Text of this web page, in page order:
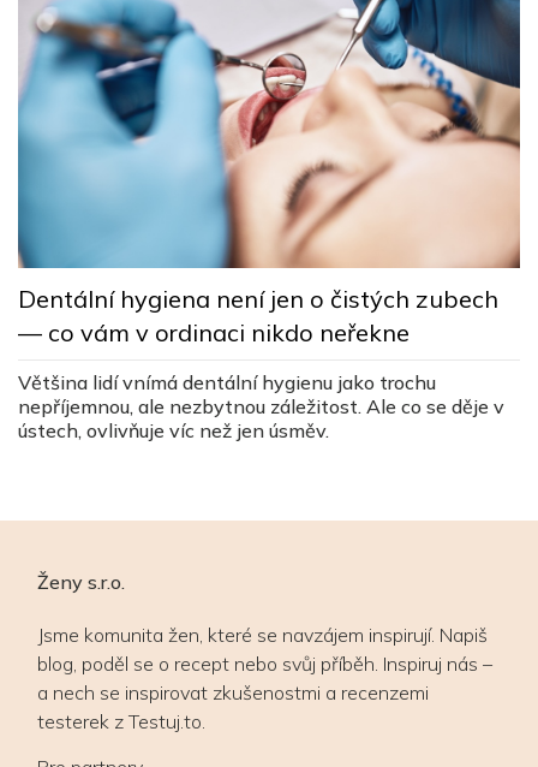
Dentální hygiena není jen o čistých zubech
— co vám v ordinaci nikdo neřekne
Většina lidí vnímá dentální hygienu jako trochu
nepříjemnou, ale nezbytnou záležitost. Ale co se děje v
ústech, ovlivňuje víc než jen úsměv.
Ženy s.r.o.
Jsme komunita žen, které se navzájem inspirují. Napiš
blog, poděl se o recept nebo svůj příběh. Inspiruj nás –
a nech se inspirovat zkušenostmi a recenzemi
testerek z Testuj.to.